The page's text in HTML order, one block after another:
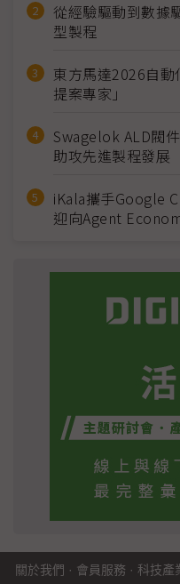
從經驗驅動到數據
型製程
東方馬達2026自
提案專家」
Swagelok ALD閥
助攻先進製程發展
iKala攜手Google
迎向Agent
關於我們 · 會員服務 · 科技產